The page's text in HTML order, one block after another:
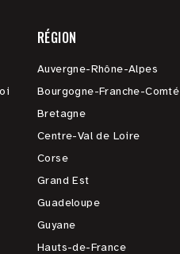
RÉGION
Auvergne-Rhône-Alpes
Bourgogne-Franche-Comté
Bretagne
Centre-Val de Loire
Corse
Grand Est
Guadeloupe
Guyane
Hauts-de-France